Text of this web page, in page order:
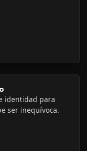
identidad para
ser inequívoca.